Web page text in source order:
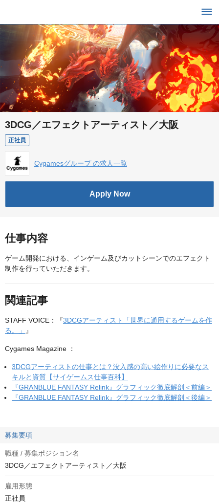
3DCG／エフェクトアーティスト／大阪
正社員
Cygamesグループ の求人一覧
Apply Now
仕事内容
ゲーム開発における、インゲーム及びカットシーンでのエフェクト
制作を行っていただきます。
関連記事
STAFF VOICE：『3DCGアーティスト「世界に通用するゲームを作
る。」 』
Cygames Magazine ：
3DCGアーティストの仕事とは？没入感の高い絵作りに必要なス
キルと資質【サイゲームス仕事百科】
『GRANBLUE FANTASY Relink』グラフィック徹底解剖＜前編＞
『GRANBLUE FANTASY Relink』グラフィック徹底解剖＜後編＞
募集要項
職種 / 募集ポジション名
3DCG／エフェクトアーティスト／大阪
雇用形態
正社員